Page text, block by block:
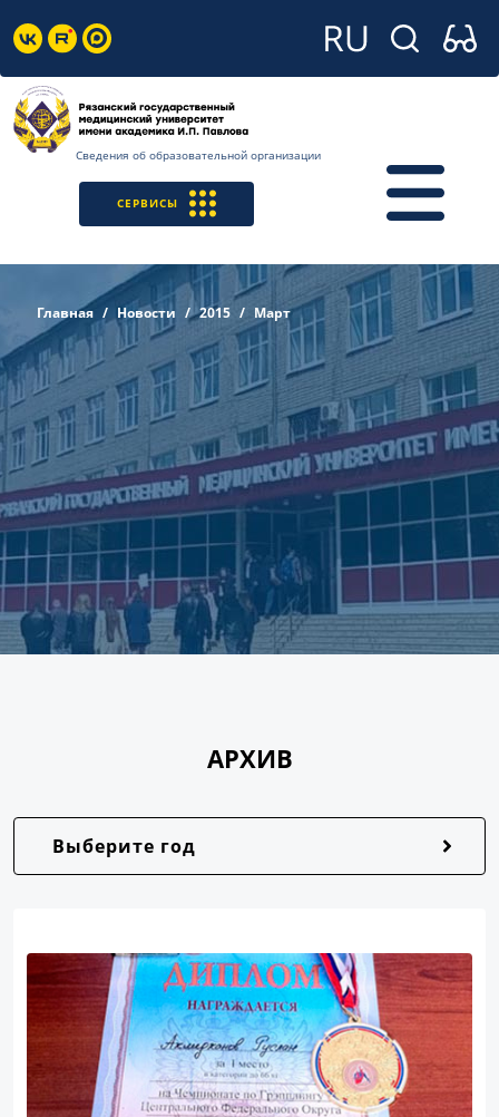
Сведения об образовательной организации
СЕРВИСЫ
Главная Новости 2015 Март
АРХИВ
Выберите год